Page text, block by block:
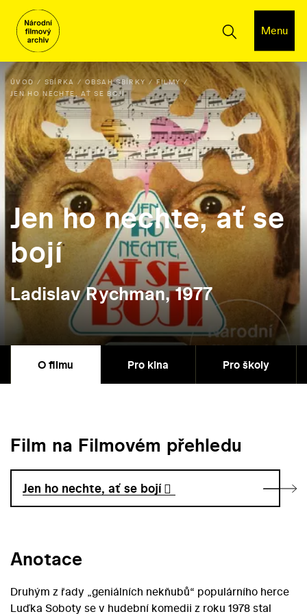
Menu
ÚVOD SBÍRKA OBSAH SBÍRKY
FILMY
JEN HO NECHTE, AŤ SE BOJÍ
Jen ho nechte, ať se
bojí
Ladislav Rychman, 1977
O filmu Pro kina Pro školy
Film na Filmovém přehledu
Jen ho nechte, ať se bojí
Anotace
Druhým z řady „geniálních nekňubů“ populárního herce
Luďka Soboty se v hudební komedii z roku 1978 stal